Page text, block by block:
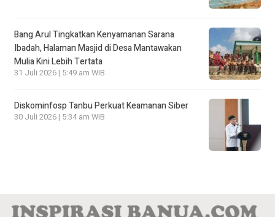
Bang Arul Tingkatkan Kenyamanan Sarana
Ibadah, Halaman Masjid di Desa Mantawakan
Mulia Kini Lebih Tertata
31 Juli 2026 | 5:49 am WIB
Diskominfosp Tanbu Perkuat Keamanan Siber
30 Juli 2026 | 5:34 am WIB